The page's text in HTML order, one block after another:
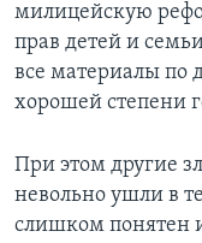
милицейскую
прав детей и
все материалы по
хорошей степени
При этом другие
невольно ушли в
слишком понятен